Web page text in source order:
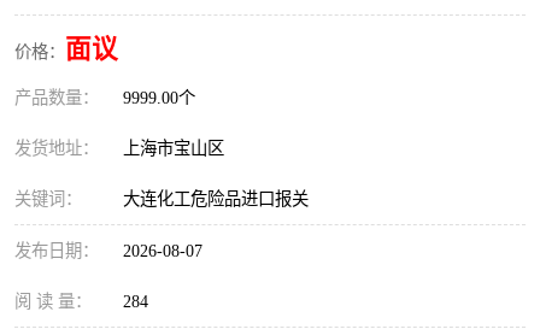
价格： 面议
产品数量： 9999.00个
发货地址： 上海市宝山区
关键词： 大连化工危险品进口报关
发布日期： 2026-08-07
阅 读 量： 284